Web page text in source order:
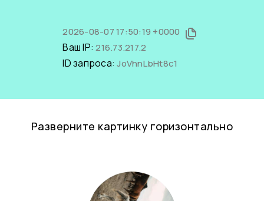
2026-08-07 17:50:19 +0000
Ваш IP:216.73.217.2
ID запроса:JoVhnLbHt8c1
Разверните картинку горизонтально